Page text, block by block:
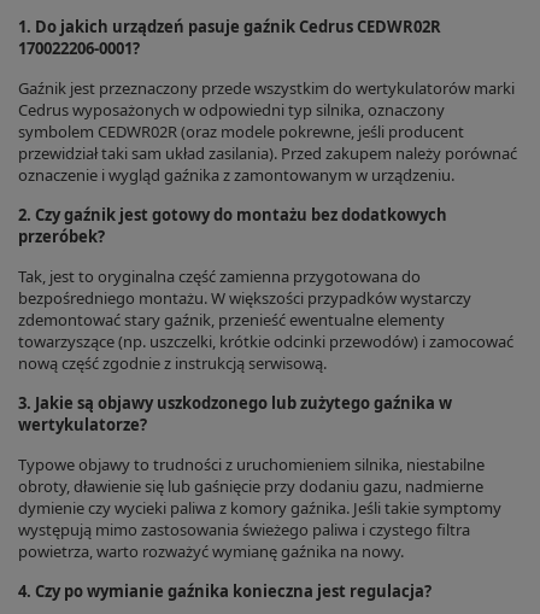
1. Do jakich urządzeń pasuje gaźnik Cedrus CEDWR02R
170022206-0001?
Gaźnik jest przeznaczony przede wszystkim do wertykulatorów marki
Cedrus wyposażonych w odpowiedni typ silnika, oznaczony
symbolem CEDWR02R (oraz modele pokrewne, jeśli producent
przewidział taki sam układ zasilania). Przed zakupem należy porównać
oznaczenie i wygląd gaźnika z zamontowanym w urządzeniu.
2. Czy gaźnik jest gotowy do montażu bez dodatkowych
przeróbek?
Tak, jest to oryginalna część zamienna przygotowana do
bezpośredniego montażu. W większości przypadków wystarczy
zdemontować stary gaźnik, przenieść ewentualne elementy
towarzyszące (np. uszczelki, krótkie odcinki przewodów) i zamocować
nową część zgodnie z instrukcją serwisową.
3. Jakie są objawy uszkodzonego lub zużytego gaźnika w
wertykulatorze?
Typowe objawy to trudności z uruchomieniem silnika, niestabilne
obroty, dławienie się lub gaśnięcie przy dodaniu gazu, nadmierne
dymienie czy wycieki paliwa z komory gaźnika. Jeśli takie symptomy
występują mimo zastosowania świeżego paliwa i czystego filtra
powietrza, warto rozważyć wymianę gaźnika na nowy.
4. Czy po wymianie gaźnika konieczna jest regulacja?